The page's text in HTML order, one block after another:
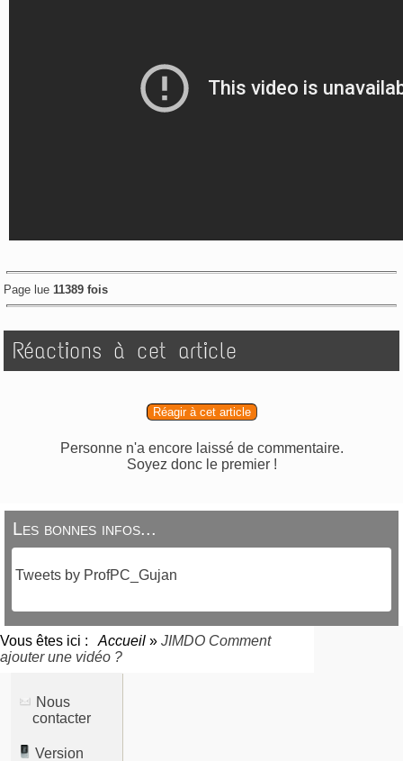
Page lue 11389 fois
Réactions à cet article
Réagir à cet article
Personne n'a encore laissé de commentaire.
Soyez donc le premier !
Les bonnes infos...
Tweets by ProfPC_Gujan
Vous êtes ici : Accueil » JIMDO Comment
ajouter une vidéo ?
Nous
contacter
Version